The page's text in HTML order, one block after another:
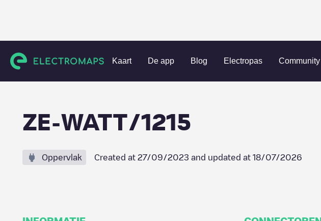
Kaart De app Blog Electropas Community
Charging stations Frankrijk Haute-Garonne Toulouse ZE-WATT/1215
ZE-WATT/1215
Oppervlak Created at 27/09/2023 and updated at 18/07/2026